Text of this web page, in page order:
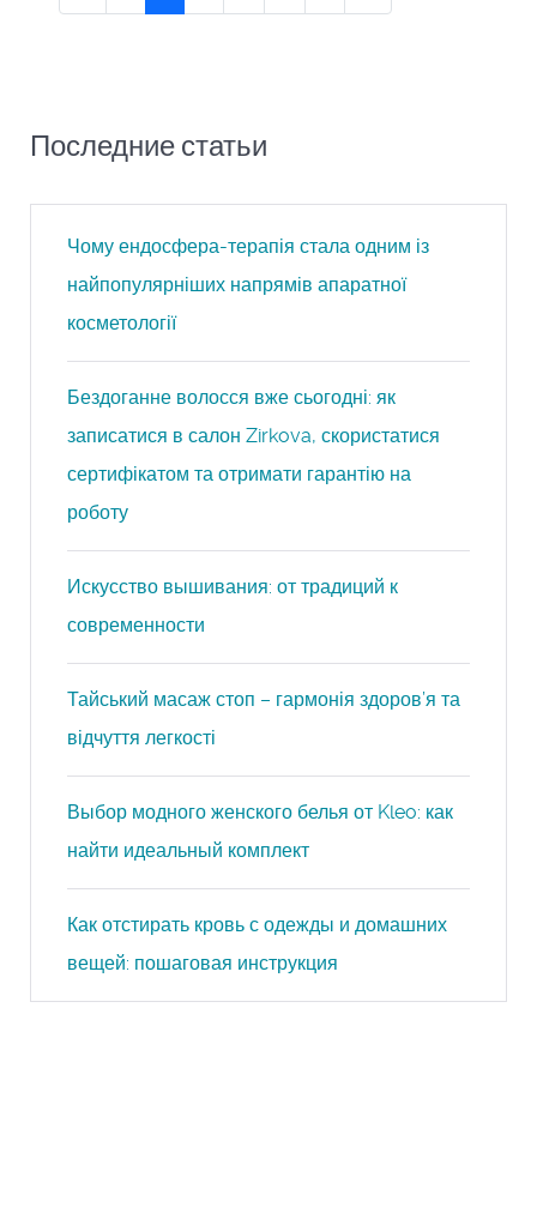
Последние статьи
Чому ендосфера-терапія стала одним із
найпопулярніших напрямів апаратної
косметології
Бездоганне волосся вже сьогодні: як
записатися в салон Zirkova, скористатися
сертифікатом та отримати гарантію на
роботу
Искусство вышивания: от традиций к
современности
Тайський масаж стоп – гармонія здоров’я та
відчуття легкості
Выбор модного женского белья от Kleo: как
найти идеальный комплект
Как отстирать кровь с одежды и домашних
вещей: пошаговая инструкция